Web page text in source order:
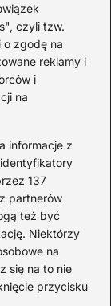
czyli tzw.
zgodę na
reklamy i
i
na
informacje z
137
partnerów
też być
Niektórzy
na
się na to nie
przycisku
i